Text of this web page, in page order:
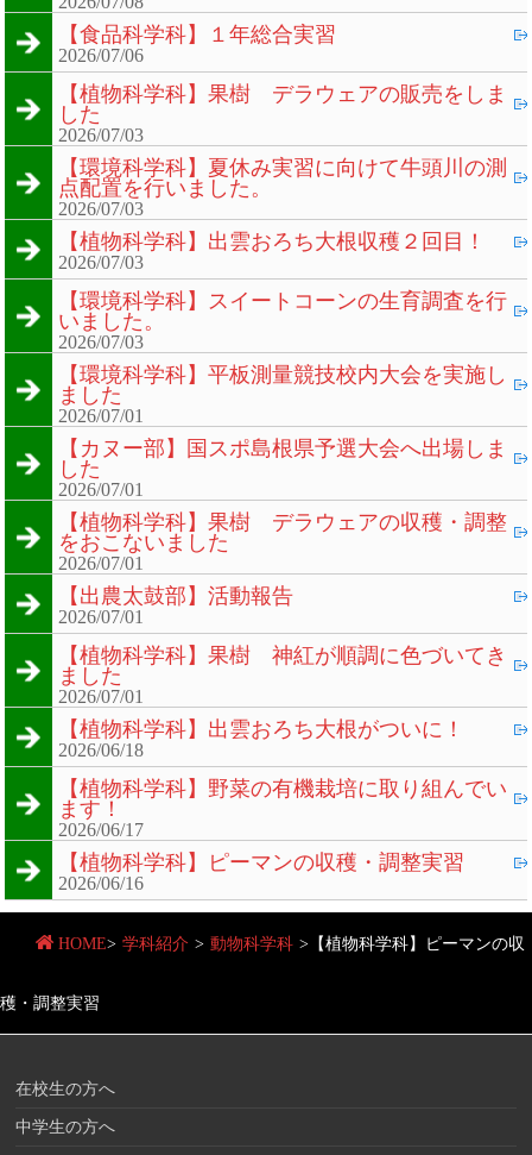
【食品科学科】１年総合実習
2026/07/06
【植物科学科】果樹 デラウェアの販売をしま
した
2026/07/03
【環境科学科】夏休み実習に向けて牛頭川の測
点配置を行いました。
2026/07/03
【植物科学科】出雲おろち大根収穫２回目！
2026/07/03
【環境科学科】スイートコーンの生育調査を行
いました。
2026/07/03
【環境科学科】平板測量競技校内大会を実施し
ました
2026/07/01
【カヌー部】国スポ島根県予選大会へ出場しま
した
2026/07/01
【植物科学科】果樹 デラウェアの収穫・調整
をおこないました
2026/07/01
【出農太鼓部】活動報告
2026/07/01
【植物科学科】果樹 神紅が順調に色づいてき
ました
2026/07/01
【植物科学科】出雲おろち大根がついに！
2026/06/18
【植物科学科】野菜の有機栽培に取り組んでい
ます！
2026/06/17
【植物科学科】ピーマンの収穫・調整実習
2026/06/16
HOME> 学科紹介 > 動物科学科 > 【植物科学科】ピーマンの収
穫・調整実習
在校生の方へ
中学生の方へ